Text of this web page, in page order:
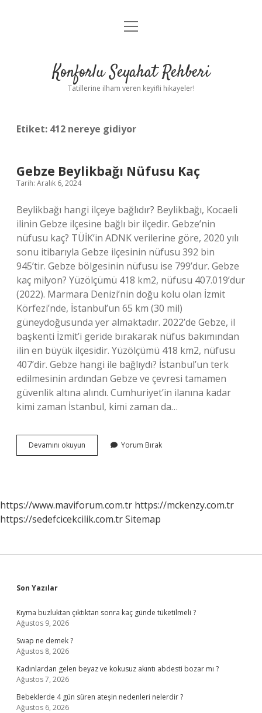
Anasayfa
Yasal Uyarı
menüyü
Konforlu Seyahat Rehberi
Tatillerine ilham veren keyifli hikayeler!
Etiket: 412 nereye gidiyor
Gebze Beylikbağı Nüfusu Kaç
Tarih: Aralık 6, 2024
Beylikbağı hangi ilçeye bağlıdır? Beylikbağı, Kocaeli
ilinin Gebze ilçesine bağlı bir ilçedir. Gebze’nin
nüfusu kaç? TÜİK’in ADNK verilerine göre, 2020 yılı
sonu itibarıyla Gebze ilçesinin nüfusu 392 bin
945’tir. Gebze bölgesinin nüfusu ise 799’dur. Gebze
kaç milyon? Yüzölçümü 418 km2, nüfusu 407.019’dur
(2022). Marmara Denizi’nin doğu kolu olan İzmit
Körfezi’nde, İstanbul’un 65 km (30 mil)
güneydoğusunda yer almaktadır. 2022’de Gebze, il
başkenti İzmit’i geride bırakarak nüfus bakımından
ilin en büyük ilçesidir. Yüzölçümü 418 km2, nüfusu
407’dir. Gebze hangi ile bağlıydı? İstanbul’un terk
edilmesinin ardından Gebze ve çevresi tamamen
güvenlik altına alındı. Cumhuriyet’in ilanına kadar
kimi zaman İstanbul, kimi zaman da…
Devamını okuyun
Beylikbağı
Yorum Bırak
https://www.maviforum.com.tr https://mckenzy.com.tr
https://sedefcicekcilik.com.trSitemap
Sidebar
Son Yazılar
Kıyma buzluktan çıktıktan sonra kaç günde tüketilmeli ?
Ağustos 9, 2026
Swap ne demek ?
Ağustos 8, 2026
Kadınlardan gelen beyaz ve kokusuz akıntı abdesti bozar mı ?
Ağustos 7, 2026
Bebeklerde 4 gün süren ateşin nedenleri nelerdir ?
Ağustos 6, 2026